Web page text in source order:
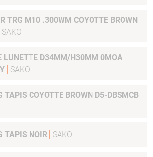
TRG M10 .300WM COYOTTE BROWN
SAKO
LUNETTE D34MM/H30MM 0MOA
SAKO
TAPIS COYOTTE BROWN D5-DBSMCB
TAPIS NOIR SAKO